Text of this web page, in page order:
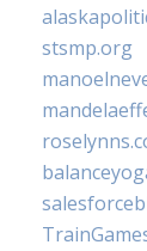
stsmp.org